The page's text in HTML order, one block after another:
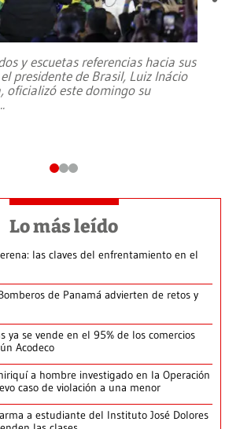
y escuetas referencias hacia sus
presidente de Brasil, Luiz Inácio
oficializó este domingo su
Lo más leído
las claves del enfrentamiento en el
de Panamá advierten de retos y
ya se vende en el 95% de los comercios
Acodeco
a hombre investigado en la Operación
caso de violación a una menor
a estudiante del Instituto José Dolores